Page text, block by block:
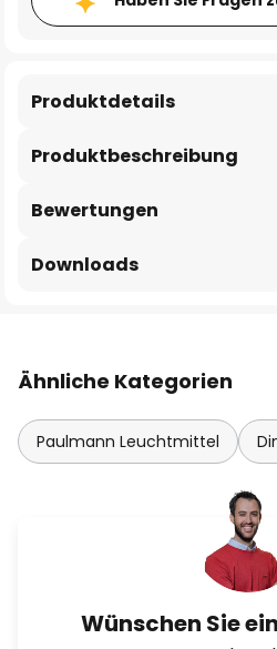
Produktbeschreibung
Produktdetails
Bewertungen
Downloads
Ähnliche Kategorien
Paulmann Leuchtmittel
Wünschen Sie